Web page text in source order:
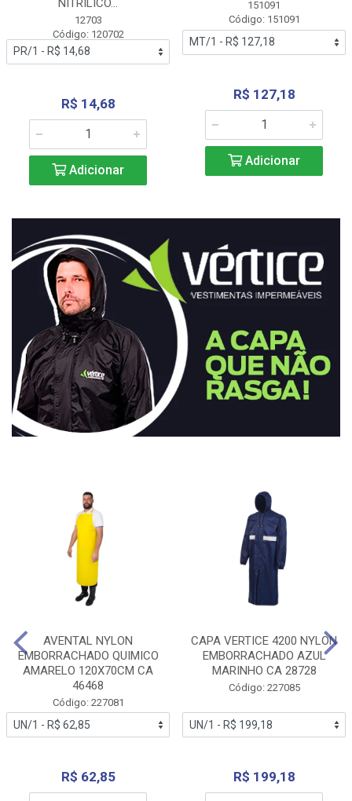
NITRÍLICO...
12703
Código: 120702
R$ 14,68
Adicionar
151091
Código: 151091
R$ 127,18
Adicionar
AVENTAL NYLON
EMBORRACHADO QUIMICO
AMARELO 120X70CM CA
46468
Código: 227081
R$ 62,85
CAPA VERTICE 4200 NYLON
EMBORRACHADO AZUL
MARINHO CA 28728
Código: 227085
R$ 199,18